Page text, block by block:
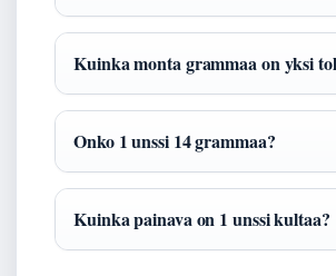
Kuinka monta grammaa on yksi
Onko 1 unssi 14 grammaa?
Kuinka painava on 1 unssi kultaa?